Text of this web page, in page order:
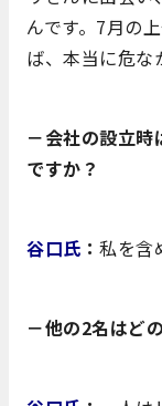
んです。7月の
ば、本当に危な
－会社の設立
ですか？
谷口氏 ： 私を含
－他の2名はど